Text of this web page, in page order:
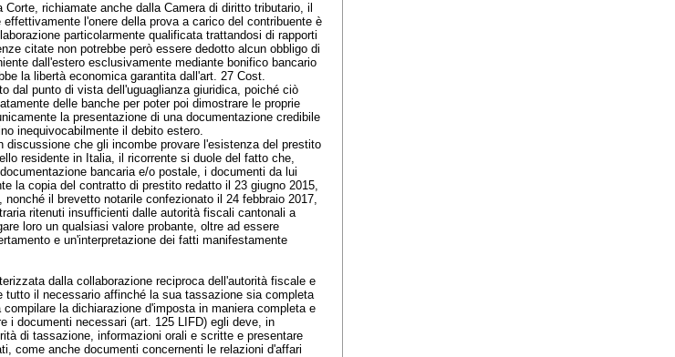
richiamate anche dalla Camera di diritto tributario, il
l'onere della prova a carico del contribuente è
particolarmente qualificata trattandosi di rapporti
citate non potrebbe però essere dedotto alcun obbligo di
dall'estero esclusivamente mediante bonifico bancario
la libertà economica garantita dall'art. 27 Cost.
dal punto di vista dell'uguaglianza giuridica, poiché ciò
delle banche per poter poi dimostrare le proprie
la presentazione di una documentazione credibile
inequivocabilmente il debito estero.
discussione che gli incombe provare l'esistenza del prestito
residente in Italia, il ricorrente si duole del fatto che,
bancaria e/o postale, i documenti da lui
la copia del contratto di prestito redatto il 23 giugno 2015,
il brevetto notarile confezionato il 24 febbraio 2017,
ritenuti insufficienti dalle autorità fiscali cantonali a
loro un qualsiasi valore probante, oltre ad essere
e un'interpretazione dei fatti manifestamente
dalla collaborazione reciproca dell'autorità fiscale e
tutto il necessario affinché la sua tassazione sia completa
compilare la dichiarazione d'imposta in maniera completa e
i documenti necessari (art. 125 LIFD) egli deve, in
di tassazione, informazioni orali e scritte e presentare
come anche documenti concernenti le relazioni d'affari